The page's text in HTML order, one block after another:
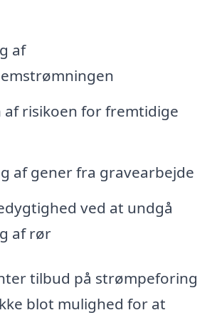
af
af risikoen for fremtidige
af gener fra gravearbejde
ved at undgå
af rør
tilbud på strømpeforing
blot mulighed for at